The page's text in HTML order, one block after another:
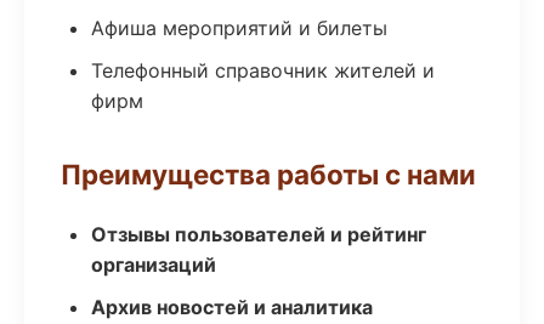
Афиша мероприятий и билеты
Телефонный справочник жителей и
фирм
Преимущества работы с нами
Отзывы пользователей и рейтинг
организаций
Архив новостей и аналитика